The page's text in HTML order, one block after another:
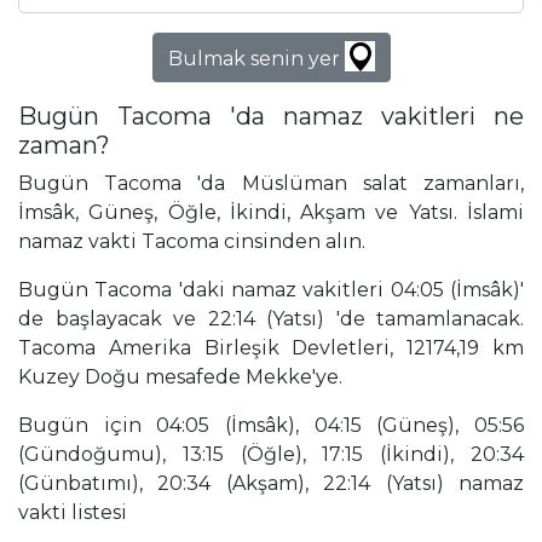
Bulmak senin yer
Bugün Tacoma 'da namaz vakitleri ne
zaman?
Bugün Tacoma 'da Müslüman salat zamanları,
İmsâk, Güneş, Öğle, İkindi, Akşam ve Yatsı. İslami
namaz vakti Tacoma cinsinden alın.
Bugün Tacoma 'daki namaz vakitleri 04:05 (İmsâk)'
de başlayacak ve 22:14 (Yatsı) 'de tamamlanacak.
Tacoma Amerika Birleşik Devletleri, 12174,19 km
Kuzey Doğu mesafede Mekke'ye.
Bugün için 04:05 (İmsâk), 04:15 (Güneş), 05:56
(Gündoğumu), 13:15 (Öğle), 17:15 (İkindi), 20:34
(Günbatımı), 20:34 (Akşam), 22:14 (Yatsı) namaz
vakti listesi